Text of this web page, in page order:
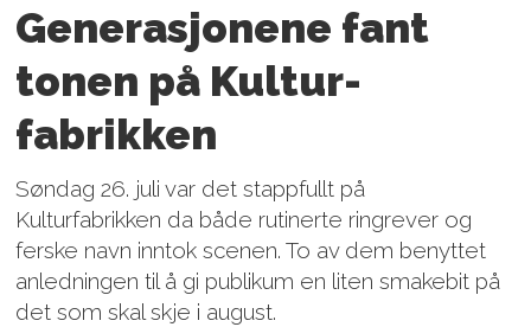
Generasjonene fant
tonen på Kultur­
fabrikken
Søndag 26. juli var det stappfullt på
Kulturfabrikken da både rutinerte ringrever og
ferske navn inntok scenen. To av dem benyttet
anledningen til å gi publikum en liten smakebit på
det som skal skje i august.